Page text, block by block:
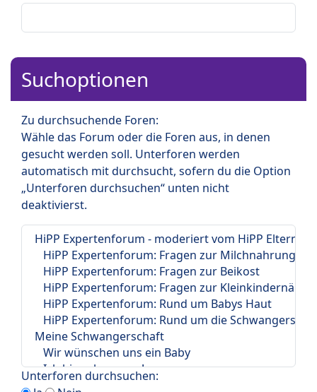
Suchoptionen
Zu durchsuchende Foren:
Wähle das Forum oder die Foren aus, in denen
gesucht werden soll. Unterforen werden
automatisch mit durchsucht, sofern du die Option
„Unterforen durchsuchen“ unten nicht
deaktivierst.
Unterforen durchsuchen: